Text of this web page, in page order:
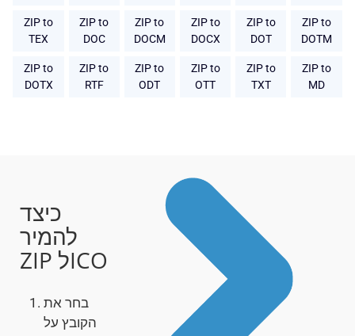
ZIP to
TEX
ZIP to
DOC
ZIP to
DOCM
ZIP to
DOCX
ZIP to
DOT
ZIP to
DOTM
ZIP to
DOTX
ZIP to
RTF
ZIP to
ODT
ZIP to
OTT
ZIP to
TXT
ZIP to
MD
כיצד
להמיר
ZIP לICO
בחר את
הקובץ על